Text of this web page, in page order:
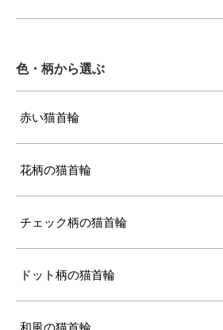
色・柄から選ぶ
赤い猫首輪
花柄の猫首輪
チェック柄の猫首輪
ドット柄の猫首輪
和風の猫首輪